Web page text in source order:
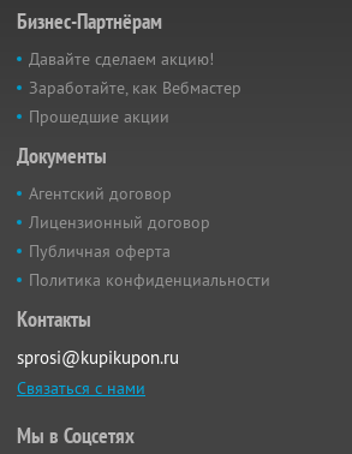
Бизнес-Партнёрам
Давайте сделаем акцию!
Заработайте, как Вебмастер
Прошедшие акции
Документы
Агентский договор
Лицензионный договор
Публичная оферта
Политика конфиденциальности
Контакты
sprosi@kupikupon.ru
Связаться с нами
Мы в Соцсетях